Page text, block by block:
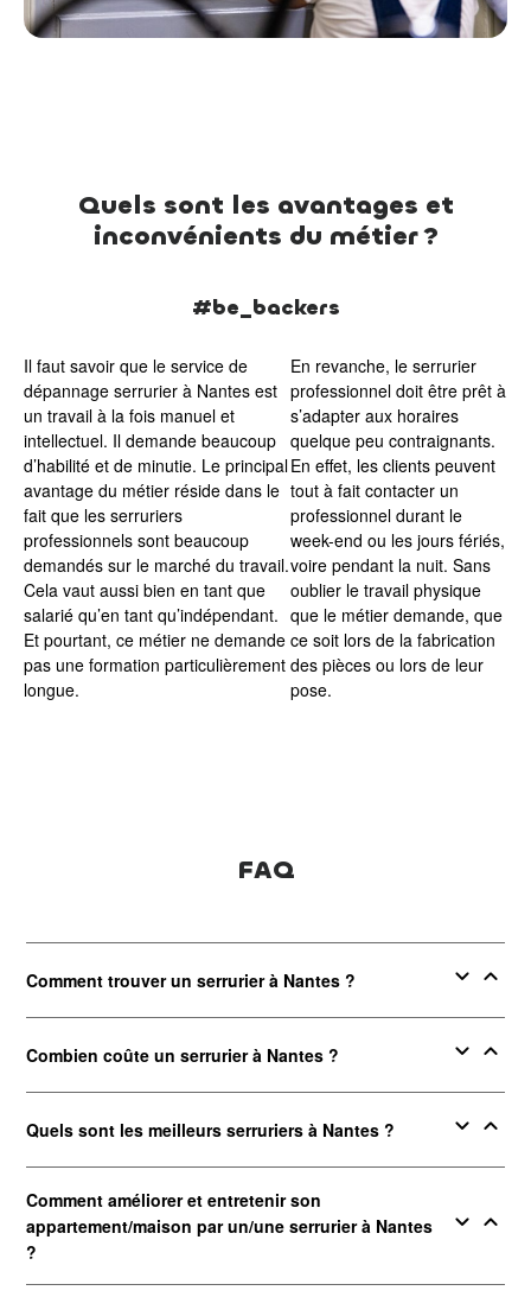
Quels sont les avantages et
inconvénients du métier ?
#be_backers
Il faut savoir que le service de
dépannage serrurier à Nantes est
un travail à la fois manuel et
intellectuel. Il demande beaucoup
d’habilité et de minutie. Le principal
avantage du métier réside dans le
fait que les serruriers
professionnels sont beaucoup
demandés sur le marché du travail.
Cela vaut aussi bien en tant que
salarié qu’en tant qu’indépendant.
Et pourtant, ce métier ne demande
pas une formation particulièrement
longue.
En revanche, le serrurier
professionnel doit être prêt à
s’adapter aux horaires
quelque peu contraignants.
En effet, les clients peuvent
tout à fait contacter un
professionnel durant le
week-end ou les jours fériés,
voire pendant la nuit. Sans
oublier le travail physique
que le métier demande, que
ce soit lors de la fabrication
des pièces ou lors de leur
pose.
FAQ
Comment trouver un serrurier à Nantes ? expand_more expand_less
Combien coûte un serrurier à Nantes ? expand_more expand_less
Quels sont les meilleurs serruriers à Nantes ? expand_more expand_less
Comment améliorer et entretenir son
appartement/maison par un/une serrurier à Nantes
?
expand_more expand_less